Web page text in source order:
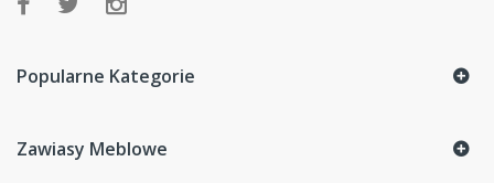
Popularne Kategorie
Zawiasy Meblowe